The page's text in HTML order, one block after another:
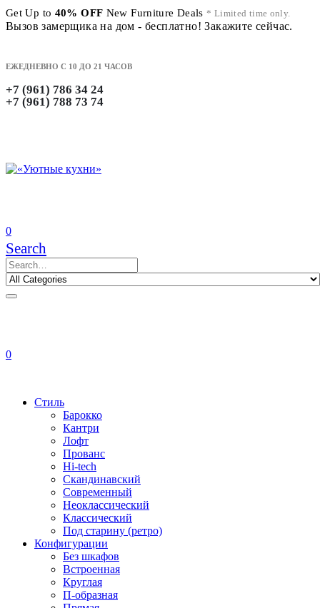
Get Up to 40% OFF New Furniture Deals * Limited time only.
Вызов замерщика на дом - бесплатно! Закажите сейчас.
ЕЖЕДНЕВНО С 10 ДО 21 ЧАСОВ
+7 (961) 786 34 24
+7 (961) 788 73 74
0
Search
0
Стиль
Барокко
Кантри
Лофт
Прованс
Hi-tech
Скандинавский
Современный
Неоклассический
Классический
Под старину (ретро)
Конфигурации
Без шкафов
Встроенная
Круглая
П-образная